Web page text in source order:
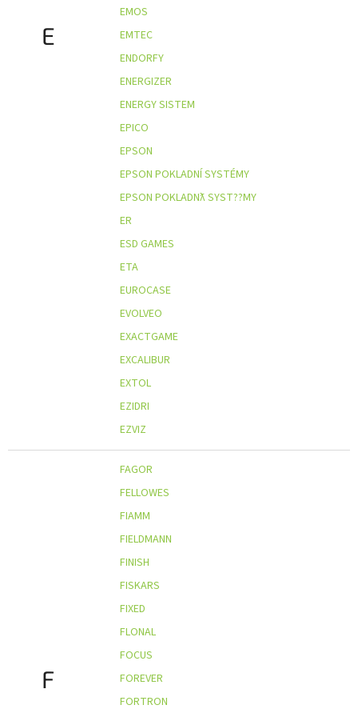
E
EMOS
EMTEC
ENDORFY
ENERGIZER
ENERGY SISTEM
EPICO
EPSON
EPSON POKLADNÍ SYSTÉMY
EPSON POKLADNƛ SYST??MY
ER
ESD GAMES
ETA
EUROCASE
EVOLVEO
EXACTGAME
EXCALIBUR
EXTOL
EZIDRI
EZVIZ
F
FAGOR
FELLOWES
FIAMM
FIELDMANN
FINISH
FISKARS
FIXED
FLONAL
FOCUS
FOREVER
FORTRON